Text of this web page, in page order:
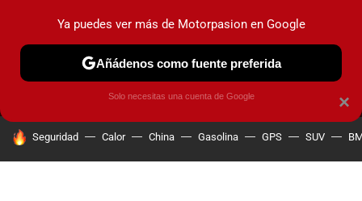
MENÚ NUEVO
COCHES ELÉCTRICOS OBSERVATORIO
HOY SE HABLA DE
Seguridad Calor China Gasolina GPS SUV
×
Ya puedes ver más de Motorpasion en Google
Añádenos como fuente preferida
Solo necesitas una cuenta de Google